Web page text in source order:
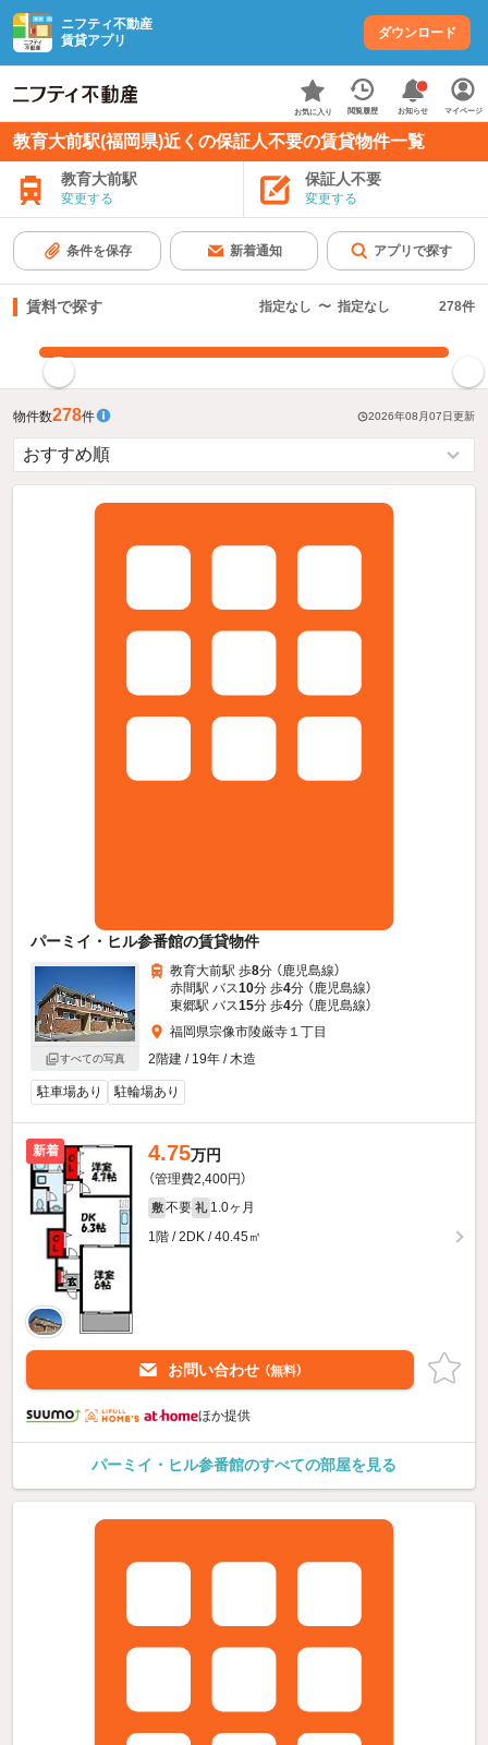
ニフティ不動産
賃貸アプリ
ダウンロード
お気に入り 閲覧履歴 お知らせ マイページ
教育大前駅(福岡県)近くの保証人不要の賃貸物件一覧
教育大前駅
変更する
保証人不要
変更する
条件を保存 新着通知 アプリで探す
賃料で探す 指定なし 〜 指定なし 278件
物件数278件 2026年08月07日更新
パーミイ・ヒル参番館の賃貸物件
すべての写真
教育大前駅 歩8分 （鹿児島線）
赤間駅 バス10分 歩4分 （鹿児島線）
東郷駅 バス15分 歩4分 （鹿児島線）
福岡県宗像市陵厳寺１丁目
2階建 / 19年 / 木造
駐車場あり 駐輪場あり
新着 4.75万円
（管理費2,400円）
敷 不要 礼 1.0ヶ月
1階 / 2DK / 40.45㎡
お問い合わせ （無料）
ほか提供
パーミイ・ヒル参番館のすべての部屋を見る